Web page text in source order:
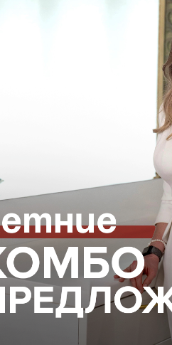
указанному на
нашем
18+